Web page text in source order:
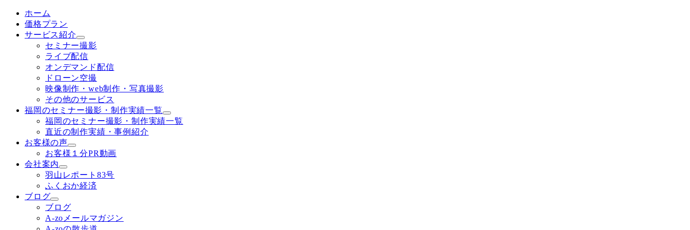
ホーム
価格プラン
サービス紹介
セミナー撮影
ライブ配信
オンデマンド配信
ドローン空撮
映像制作・web制作・写真撮影
その他のサービス
福岡のセミナー撮影・制作実績一覧
福岡のセミナー撮影・制作実績一覧
直近の制作実績・事例紹介
お客様の声
お客様１分PR動画
会社案内
羽山レポート83号
ふくおか経済
ブログ
ブログ
A-zoメールマガジン